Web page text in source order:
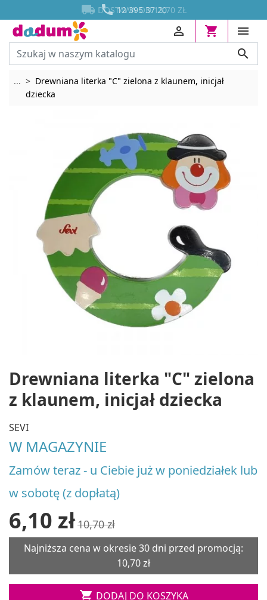
 12 395 37 20
 DOSTAWA OD 13,70 ZŁ






... Rozwiń breadcrumbs
Drewniana literka "C" zielona z klaunem, inicjał
dziecka
Drewniana literka "C" zielona
z klaunem, inicjał dziecka
SEVI
W MAGAZYNIE
Zamów teraz - u Ciebie już w poniedziałek lub
w sobotę (z dopłatą)
6,10 zł10,70 zł
Najniższa cena w okresie 30 dni przed promocją:
10,70 zł
 DODAJ DO KOSZYKA